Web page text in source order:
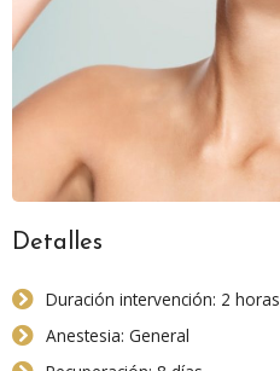
Detalles
Duración intervención: 2 horas
Anestesia: General